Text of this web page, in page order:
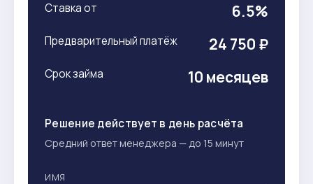
Ставка от 6.5%
Предварительный платёж 24 750 ₽
Срок займа 10 месяцев
Решение действует в день расчёта
Средний ответ менеджера — до 15 минут
ИМЯ